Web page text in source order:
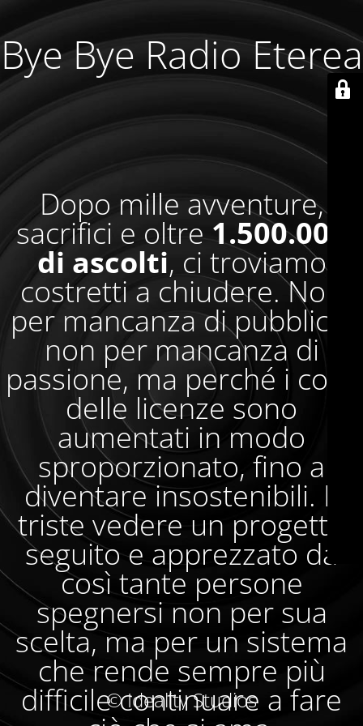
Bye Bye Radio Eterea
Dopo mille avventure,
sacrifici e oltre1.500.000
di ascolti, ci troviamo
costretti a chiudere. Non
per mancanza di pubblico,
non per mancanza di
passione, ma perché i costi
delle licenze sono
aumentati in modo
sproporzionato, fino a
diventare insostenibili. È
triste vedere un progetto
seguito e apprezzato da
così tante persone
spegnersi non per sua
scelta, ma per un sistema
che rende sempre più
difficile continuare a fare
© Ideality Studios